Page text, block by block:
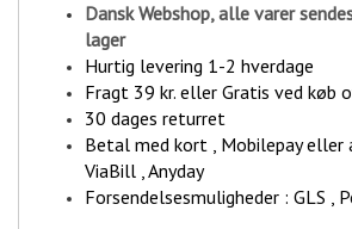
Dansk Webshop, alle varer sende
lager
Hurtig levering 1-2 hverdage
Fragt 39 kr. eller Gratis ved køb
30 dages returret
Betal med kort , Mobilepay eller
ViaBill , Anyday
Forsendelsesmuligheder : GLS ,